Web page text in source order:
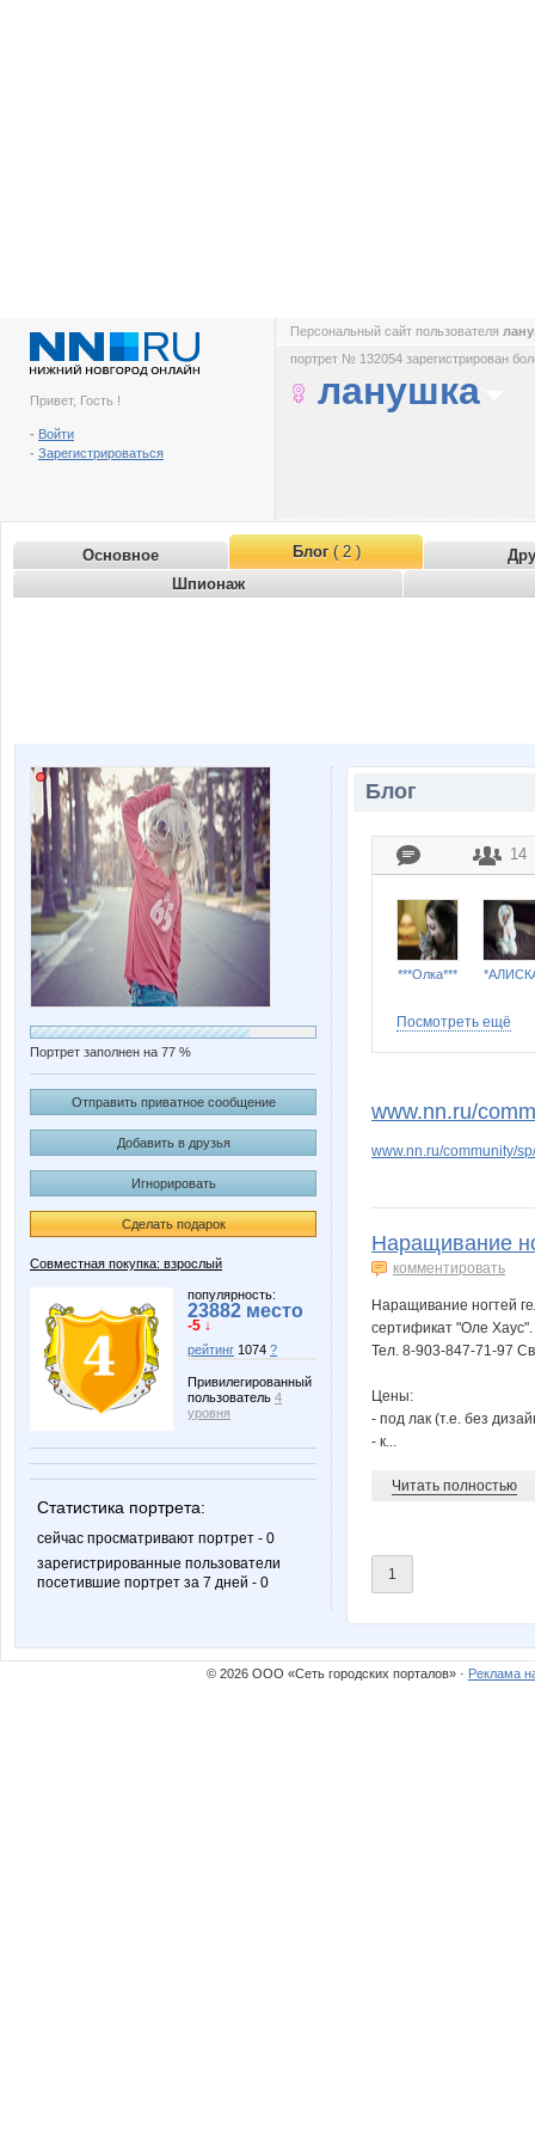
Привет, Гость !
- Войти
- Зарегистрироваться
Персональный сайт пользователя
портрет № 132054 зарегистрирован
ланушка
Основное Блог( 2 )
Шпионаж
Портрет заполнен на 77 %
Отправить приватное сообщение
Добавить в друзья
Игнорировать
Сделать подарок
Совместная покупка: взрослый
популярность:
23882 место
-5 ↓
рейтинг 1074 ?
Привилегированный
пользователь 4
уровня
Статистика портрета:
сейчас просматривают портрет - 0
зарегистрированные пользователи
посетившие портрет за 7 дней - 0
Блог
14
***Олка***
Посмотреть ещё
www.nn.ru/
www.nn.ru/community/
Наращивание
комментировать
Наращивание ногтей
сертификат "Оле
Тел. 8-903-847-71-97
Цены:
- под лак (т.е. без
- к...
Читать полностью
1
© 2026 ООО «Сеть городских порталов» · Реклама